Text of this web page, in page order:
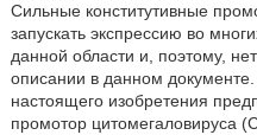
Сильные конститутивные
запускать экспрессию во
данной области и, поэтому,
описании в данном документе.
настоящего изобретения
промотор цитомегаловируса